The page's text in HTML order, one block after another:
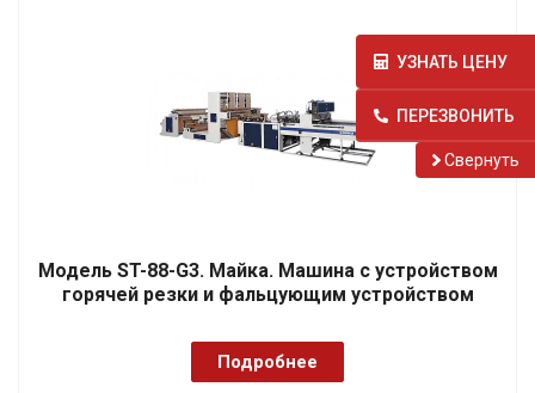
Модель ST-88-G3. Майка. Машина с устройством
горячей резки и фальцующим устройством
Подробнее
УЗНАТЬ ЦЕНУ
ПЕРЕЗВОНИТЬ
Cвернуть